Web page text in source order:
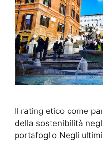
Il rating etico come
della sostenibilità
portafoglio Negli